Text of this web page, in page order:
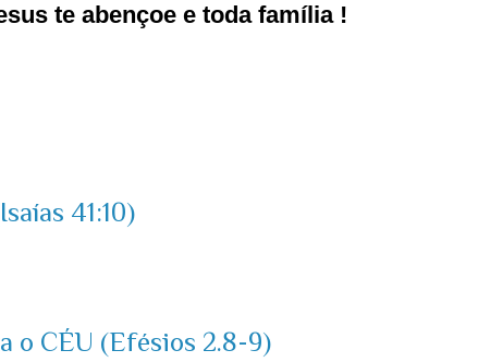
te abençoe e toda família !
41:10)
o CÉU (Efésios 2.8-9)